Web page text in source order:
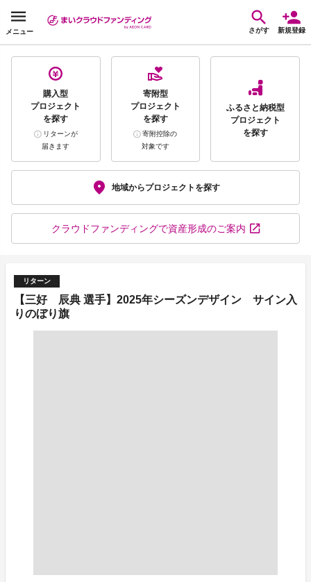
メニュー さがす 新規登録
購入型
プロジェクト
を探す
リターンが
届きます
寄附型
プロジェクト
を探す
寄附控除の
対象です
ふるさと納税型
プロジェクト
を探す
地域からプロジェクトを探す
クラウドファンディングで資産形成のご案内
リターン
【三好 辰典 選手】2025年シーズンデザイン サイン入
りのぼり旗